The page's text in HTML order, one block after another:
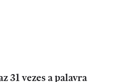
31 vezes a palavra